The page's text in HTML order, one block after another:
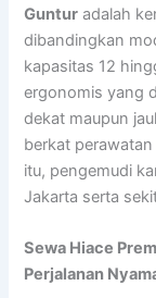
Guntur adalah
dibandingkan
kapasitas 12
ergonomis yang
dekat maupun
berkat
itu, pengemudi
Jakarta serta
Sewa Hiace
Perjalanan